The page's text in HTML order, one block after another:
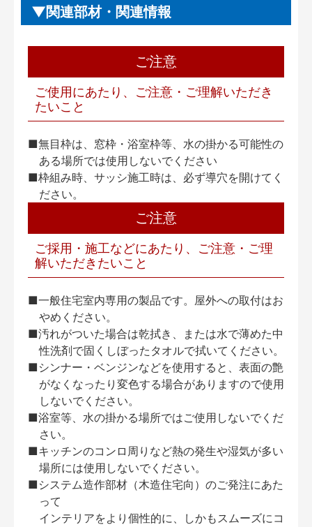
関連部材・関連情報
ご注意
ご使用にあたり、ご注意・ご理解いただき
たいこと
■無目枠は、窓枠・浴室枠等、水の掛かる可能性の
ある場所では使用しないでください
■枠組み時、サッシ施工時は、必ず導穴を開けてく
ださい。
ご注意
ご採用・施工などにあたり、ご注意・ご理
解いただきたいこと
■一般住宅室内専用の製品です。屋外への取付はお
やめください。
■汚れがついた場合は乾拭き、または水で薄めた中
性洗剤で固くしぼったタオルで拭いてください。
■シンナー・ベンジンなどを使用すると、表面の艶
がなくなったり変色する場合がありますので使用
しないでください。
■浴室等、水の掛かる場所ではご使用しないでくだ
さい。
■キッチンのコンロ周りなど熱の発生や湿気が多い
場所には使用しないでください。
■システム造作部材（木造住宅向）のご発注にあた
って
インテリアをより個性的に、しかもスムーズにコ